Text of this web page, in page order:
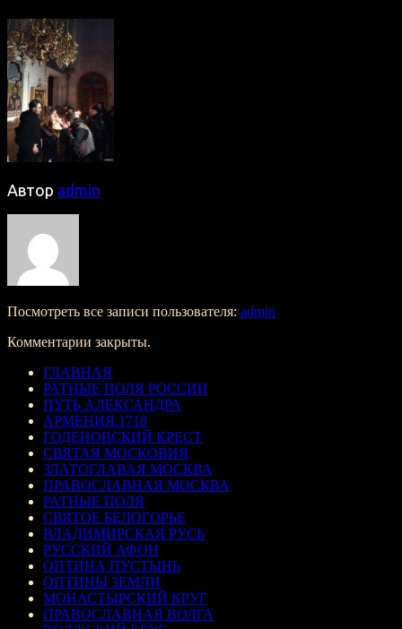
Автор admin
Посмотреть все записи пользователя: admin
Комментарии закрыты.
ГЛАВНАЯ
РАТНЫЕ ПОЛЯ РОССИИ
ПУТЬ АЛЕКСАНДРА
АРМЕНИЯ.1718
ГОДЕНОВСКИЙ КРЕСТ
СВЯТАЯ МОСКОВИЯ
ЗЛАТОГЛАВАЯ МОСКВА
ПРАВОСЛАВНАЯ МОСКВА
РАТНЫЕ ПОЛЯ
СВЯТОЕ БЕЛОГОРЬЕ
ВЛАДИМИРСКАЯ РУСЬ
РУССКИЙ АФОН
ОПТИНА ПУСТЫНЬ
ОПТИНЫ ЗЕМЛИ
МОНАСТЫРСКИЙ КРУГ
ПРАВОСЛАВНАЯ ВОЛГА